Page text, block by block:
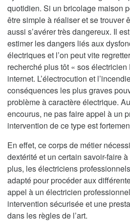
quotidien. Si un bricolage maison
être simple à réaliser et se trouver
aussi s’avérer très dangereux. Il
estimer les dangers liés aux
électriques et l’on peut vite
recherché plus tôt « sos
internet. L’électrocution et
conséquences les plus graves
problème à caractère électrique.
encourus, ne pas faire appel à un
intervention de ce type est
En effet, ce corps de métier
dextérité et un certain savoir-faire
plus, les électriciens
adapté pour procéder aux
appel à un électricien
intervention sécurisée et une
dans les règles de l’art.